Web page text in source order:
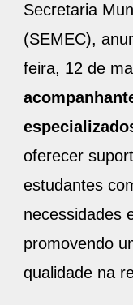
Secretaria
(SEMEC),
feira, 12 de
oferecer
estudantes
necessidades
promovendo
qualidade na